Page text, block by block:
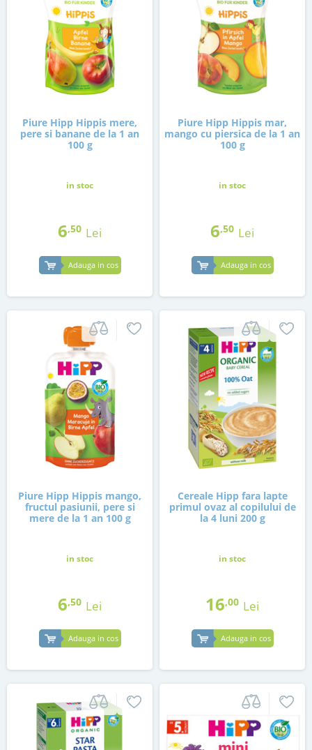
Piure Hipp Hippis mere,
pere si banane de la 1 an
100 g
in stoc
6,50 Lei
Adauga in cos
Piure Hipp Hippis mar,
mango cu piersica de la 1 an
100 g
in stoc
6,50 Lei
Adauga in cos
Piure Hipp Hippis mango,
fructul pasiunii, pere si
mere de la 1 an 100 g
in stoc
6,50 Lei
Adauga in cos
Cereale Hipp fara lapte
primul ovaz al copilului de
la 4 luni 200 g
in stoc
16,00 Lei
Adauga in cos